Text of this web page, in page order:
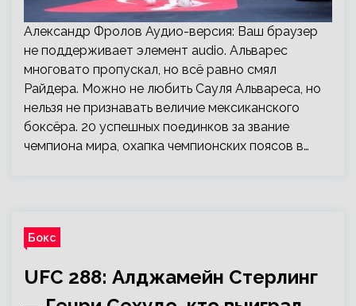
Александр Фролов Аудио-версия: Ваш браузер
не поддерживает элемент audio. Альварес
многовато пропускал, но всё равно смял
Райдера. Можно не любить Сауля Альвареса, но
нельзя не признавать величие мексиканского
боксёра. 20 успешных поединков за звание
чемпиона мира, охапка чемпионских поясов в…
Бокс
UFC 288: Алджамейн Стерлинг